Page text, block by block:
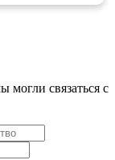
могли связаться с